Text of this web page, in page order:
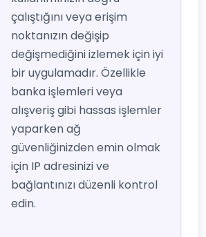
çalıştığını veya erişim
noktanızın değişip
değişmediğini izlemek için iyi
bir uygulamadır. Özellikle
banka işlemleri veya
alışveriş gibi hassas işlemler
yaparken ağ
güvenliğinizden emin olmak
için IP adresinizi ve
bağlantınızı düzenli kontrol
edin.